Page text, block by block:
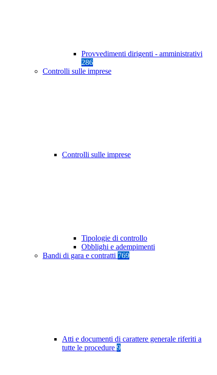
Provvedimenti dirigenti - amministrativi
286
Controlli sulle imprese
Controlli sulle imprese
Tipologie di controllo
Obblighi e adempimenti
Bandi di gara e contratti 769
Atti e documenti di carattere generale riferiti a
tutte le procedure 9